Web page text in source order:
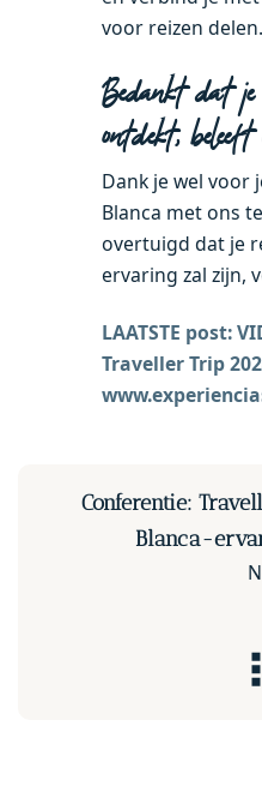
voor reizen delen.
Bedankt dat je
ontdekt, beleeft
Dank je wel voor
Blanca met ons
overtuigd dat je
ervaring zal zijn,
LAATSTE post:
Traveller Trip
Conferentie:
Blanca-